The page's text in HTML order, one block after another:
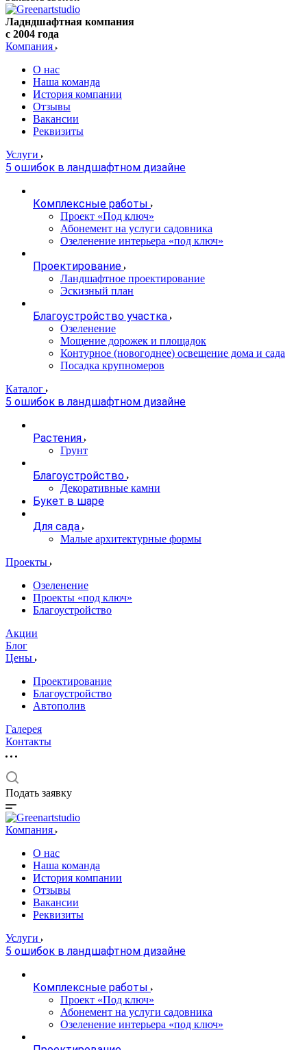
Ладндшафтная компания
с 2004 года
Компания
О нас
Наша команда
История компании
Отзывы
Вакансии
Реквизиты
Услуги
5 ошибок в ландшафтном дизайне
Комплексные работы
Проект «Под ключ»
Абонемент на услуги садовника
Озеленение интерьера «под ключ»
Проектирование
Ландшафтное проектирование
Эскизный план
Благоустройство участка
Озеленение
Мощение дорожек и площадок
Контурное (новогоднее) освещение дома и сада
Посадка крупномеров
Каталог
5 ошибок в ландшафтном дизайне
Растения
Грунт
Благоустройство
Декоративные камни
Букет в шаре
Для сада
Малые архитектурные формы
Проекты
Озеленение
Проекты «под ключ»
Благоустройство
Акции
Блог
Цены
Проектирование
Благоустройство
Автополив
Галерея
Контакты
Подать заявку
Компания
О нас
Наша команда
История компании
Отзывы
Вакансии
Реквизиты
Услуги
5 ошибок в ландшафтном дизайне
Комплексные работы
Проект «Под ключ»
Абонемент на услуги садовника
Озеленение интерьера «под ключ»